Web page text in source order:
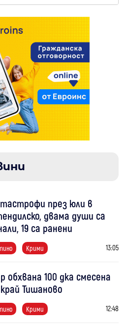
през юли в
двама души са
19 са ранени
Крими 13:05
обхвана 100 дка смесена
Тишаново
Крими 12:48